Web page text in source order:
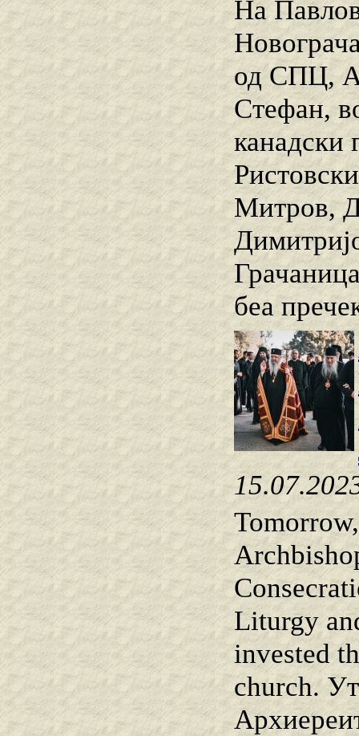
На
од СПЦ,
Стефан,
канадски
Митров,
беа
Liturgy
invested
church.